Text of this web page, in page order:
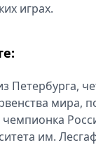
играх.
Петербурга,
мира,
чемпионка
им.